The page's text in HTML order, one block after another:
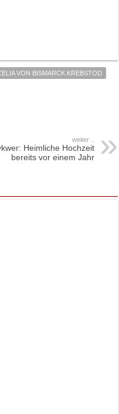
VON BISMARCK KREBSTOD
weiter ..
Heimliche Hochzeit
bereits vor einem Jahr